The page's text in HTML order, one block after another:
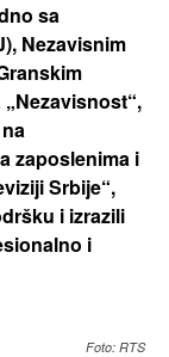
sa
Nezavisnim
zaposlenima i
Srbije“,
i izrazili
i
Foto: RTS